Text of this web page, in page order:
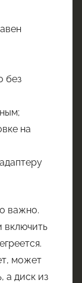
без
на
важно.
включить
может
а диск из